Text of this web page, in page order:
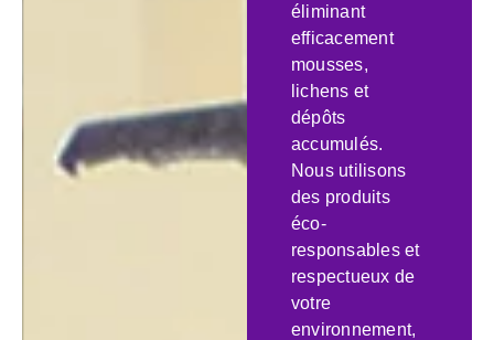
éliminant
efficacement
mousses,
lichens et
dépôts
accumulés.
Nous utilisons
des produits
éco-
responsables et
respectueux de
votre
environnement,